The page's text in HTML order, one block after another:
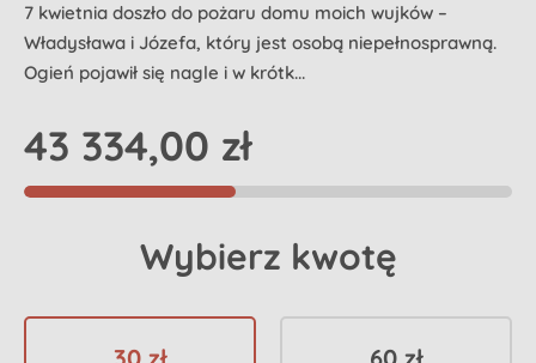
7 kwietnia doszło do pożaru domu moich wujków –
Władysława i Józefa, który jest osobą niepełnosprawną.
Ogień pojawił się nagle i w krótk...
43 334,00 zł
Wybierz kwotę